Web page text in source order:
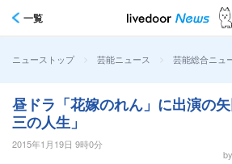
一覧
ニューストップ > 芸能ニュース > 芸能総合ニュ
昼ドラ「花嫁のれん」に出演の
三の人生」
2015年1月19日 9時0分